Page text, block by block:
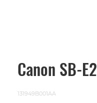
Canon SB-E2
131949B001AA
Skip